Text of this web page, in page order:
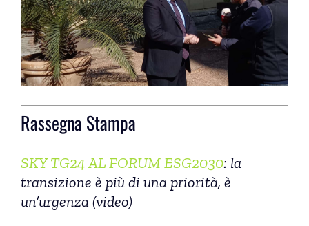
Rassegna Stampa
SKY TG24 AL FORUM ESG2030: la
transizione è più di una priorità, è
un’urgenza (video)